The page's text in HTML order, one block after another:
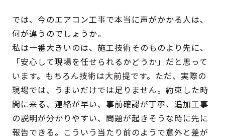
では、今のエアコン工事で本当に声がかかる人は、
何が違うのでしょうか。
私は一番大きいのは、施工技術そのものより先に、
「安心して現場を任せられるかどうか」だと思って
います。もちろん技術は大前提です。ただ、実際の
現場では、うまいだけでは足りません。約束した時
間に来る、連絡が早い、事前確認が丁寧、追加工事
の説明が分かりやすい、問題が起きそうな時に先に
報告できる。こういう当たり前のようで意外と差が